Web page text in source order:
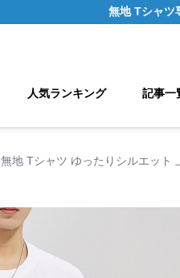
無地 Tシャツ
人気ランキング 記事一
無地 Tシャツ ゆったりシルエット